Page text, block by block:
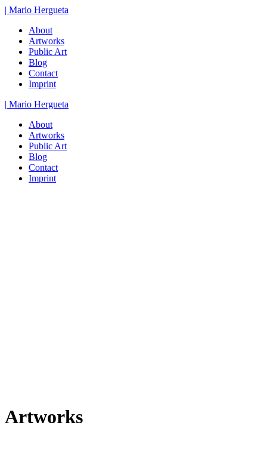
Zum
springen
| Mario Hergueta
About
Artworks
Public Art
Blog
Contact
Imprint
| Mario Hergueta
About
Artworks
Public Art
Blog
Contact
Imprint
Artworks